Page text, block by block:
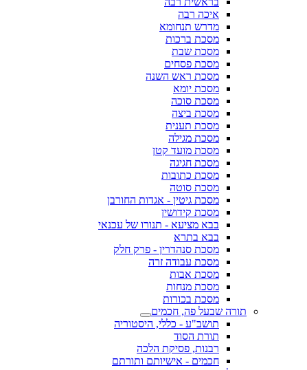
איכה רבה
מדרש תנחומא
מסכת ברכות
מסכת שבת
מסכת פסחים
מסכת ראש השנה
מסכת יומא
מסכת סוכה
מסכת ביצה
מסכת תענית
מסכת מגילה
מסכת מועד קטן
מסכת חגיגה
מסכת כתובות
מסכת סוטה
מסכת גיטין - אגדות החורבן
מסכת קידושין
בבא מציעא - תנורו של עכנאי
בבא בתרא
מסכת סנהדרין - פרק חלק
מסכת עבודה זרה
מסכת אבות
מסכת מנחות
מסכת בכורות
תורה שבעל פה, חכמים
תושב"ע - כללי, היסטוריה
תורת הסוד
רבנות, פסיקת הלכה
חכמים - אישיותם ותורתם